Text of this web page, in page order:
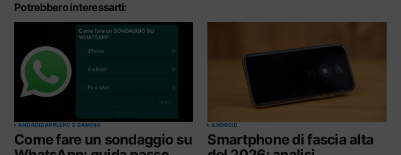
Potrebbero interessarti:
ANDROIDAPPLEPC E GAMING
Come fare un sondaggio su
ANDROID
Smartphone di fascia alta